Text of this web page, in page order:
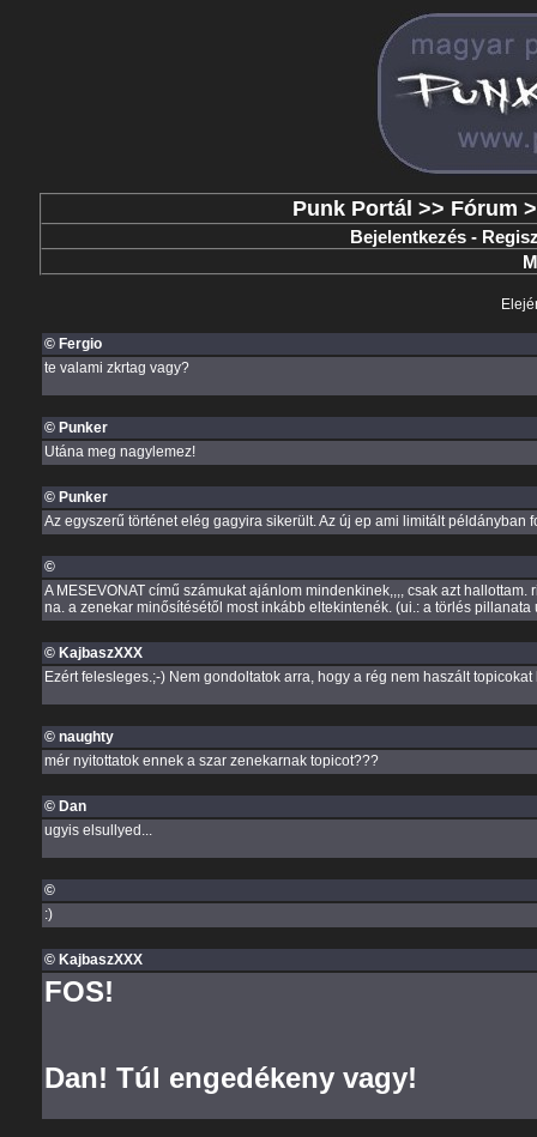
Punk Portál >> Fórum
Bejelentkezés -
© Fergio
te valami zkrtag vagy?
© Punker
Utána meg nagylemez!
© Punker
Az egyszerű történet elég gagyira sikerült. Az új ep ami limitált példányban
©
A MESEVONAT című számukat ajánlom mindenkinek,,,, csak azt
na. a zenekar minősítésétől most inkább eltekintenék. (ui.: a törlés
© KajbaszXXX
Ezért felesleges.;-) Nem gondoltatok arra, hogy a rég nem haszált
© naughty
mér nyitottatok ennek a szar zenekarnak topicot???
© Dan
ugyis elsullyed...
©
:)
© KajbaszXXX
FOS!
Dan! Túl engedékeny vagy!